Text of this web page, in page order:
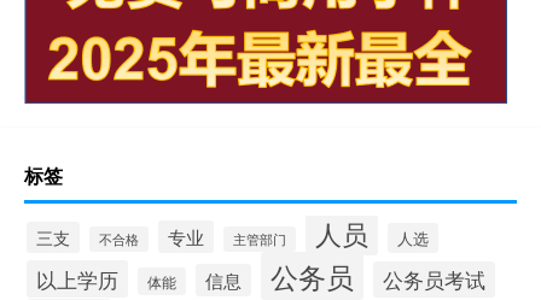
标签
三支 不合格 专业 主管部门 人员 人选
以上学历 体能 信息 公务员 公务员考试